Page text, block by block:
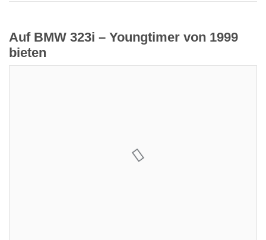
Auf BMW 323i – Youngtimer von 1999
bieten
10.05.2024 18:00:00